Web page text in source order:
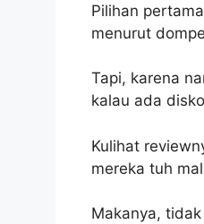
Pilihan
menurut
Tapi, karena
kalau ada
Kulihat
mereka tuh
Makanya,